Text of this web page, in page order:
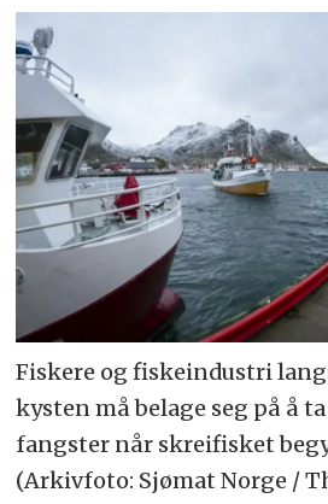
Fiskere og fiskeindustri
kysten må belage seg på å
fangster når skreifisket
(Arkivfoto: Sjømat Norge /